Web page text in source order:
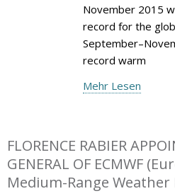
November 2015
record for the
record warm
Mehr Lesen
FLORENCE RABIER
GENERAL OF ECMWF
Medium-Range Weather